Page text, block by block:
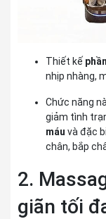
Thiết kế
nhịp nhàng,
Chức năng
giảm tình
máu và đặc
chân, bắp
2.
giãn tối